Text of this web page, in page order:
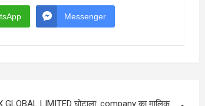
Messenger
GLOBAL LIMITED घोटाला: company का मालिक